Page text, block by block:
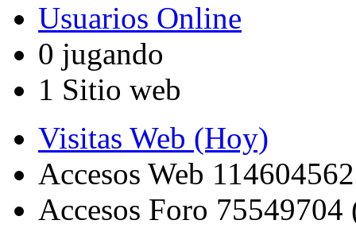
Usuarios Online
0 jugando
1 Sitio web
Visitas Web (Hoy)
Accesos Web
Accesos Foro 75549704